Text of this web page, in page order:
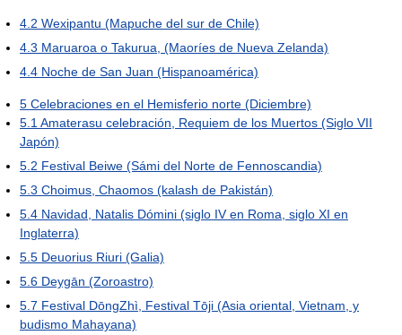
4.2 Wexipantu (Mapuche del sur de Chile)
4.3 Maruaroa o Takurua, (Maoríes de Nueva Zelanda)
4.4 Noche de San Juan (Hispanoamérica)
5 Celebraciones en el Hemisferio norte (Diciembre)
5.1 Amaterasu celebración, Requiem de los Muertos (Siglo VII
Japón)
5.2 Festival Beiwe (Sámi del Norte de Fennoscandia)
5.3 Choimus, Chaomos (kalash de Pakistán)
5.4 Navidad, Natalis Dómini (siglo IV en Roma, siglo XI en
Inglaterra)
5.5 Deuorius Riuri (Galia)
5.6 Deygān (Zoroastro)
5.7 Festival DōngZhì, Festival Tōji (Asia oriental, Vietnam, y
budismo Mahayana)